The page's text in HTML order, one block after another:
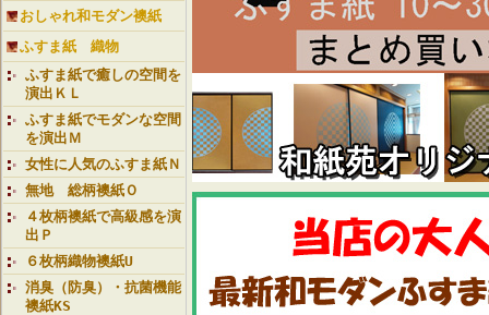
おしゃれ和モダン襖紙
ふすま紙 織物
ふすま紙で癒しの空間を
演出ＫＬ
ふすま紙でモダンな空間
を演出Ｍ
女性に人気のふすま紙Ｎ
無地 総柄襖紙Ｏ
４枚柄襖紙で高級感を演
出Ｐ
６枚柄織物襖紙U
消臭（防臭）・抗菌機能
襖紙KS